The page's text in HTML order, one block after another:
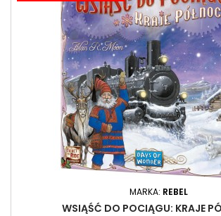
MARKA: REBEL
WSIĄŚĆ DO POCIĄGU: KRAJE